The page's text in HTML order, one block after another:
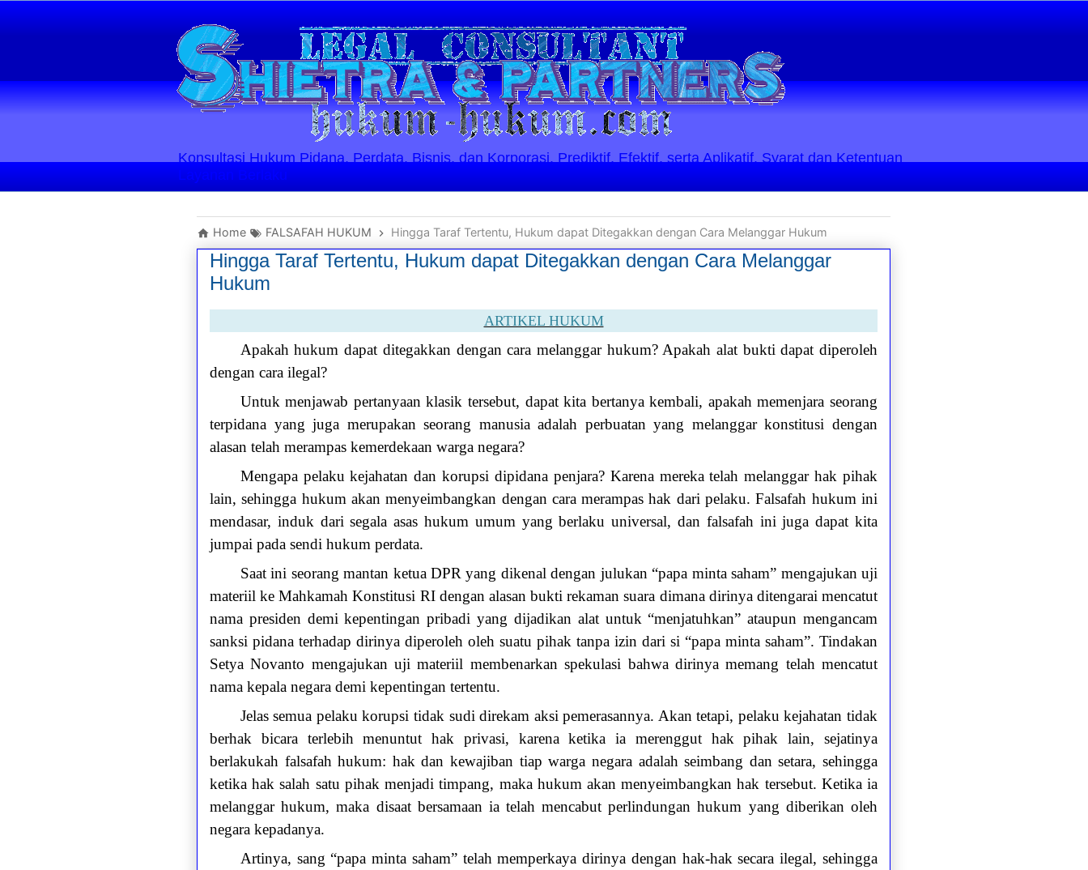
Konsultasi Hukum Pidana, Perdata, Bisnis, dan Korporasi. Prediktif, Efektif, serta Aplikatif. Syarat dan Ketentuan
Layanan Berlaku
Home FALSAFAH HUKUM Hingga Taraf Tertentu, Hukum dapat Ditegakkan dengan Cara Melanggar Hukum
Hingga Taraf Tertentu, Hukum dapat Ditegakkan dengan Cara Melanggar
Hukum
ARTIKEL HUKUM
Apakah hukum dapat ditegakkan dengan cara melanggar hukum? Apakah alat bukti dapat diperoleh
dengan cara ilegal?
Untuk menjawab pertanyaan klasik tersebut, dapat kita bertanya kembali, apakah memenjara seorang
terpidana yang juga merupakan seorang manusia adalah perbuatan yang melanggar konstitusi dengan
alasan telah merampas kemerdekaan warga negara?
Mengapa pelaku kejahatan dan korupsi dipidana penjara? Karena mereka telah melanggar hak pihak
lain, sehingga hukum akan menyeimbangkan dengan cara merampas hak dari pelaku. Falsafah hukum ini
mendasar, induk dari segala asas hukum umum yang berlaku universal, dan falsafah ini juga dapat kita
jumpai pada sendi hukum perdata.
Saat ini seorang mantan ketua DPR yang dikenal dengan julukan “papa minta saham” mengajukan uji
materiil ke Mahkamah Konstitusi RI dengan alasan bukti rekaman suara dimana dirinya ditengarai mencatut
nama presiden demi kepentingan pribadi yang dijadikan alat untuk “menjatuhkan” ataupun mengancam
sanksi pidana terhadap dirinya diperoleh oleh suatu pihak tanpa izin dari si “papa minta saham”. Tindakan
Setya Novanto mengajukan uji materiil membenarkan spekulasi bahwa dirinya memang telah mencatut
nama kepala negara demi kepentingan tertentu.
Jelas semua pelaku korupsi tidak sudi direkam aksi pemerasannya. Akan tetapi, pelaku kejahatan tidak
berhak bicara terlebih menuntut hak privasi, karena ketika ia merenggut hak pihak lain, sejatinya
berlakukah falsafah hukum: hak dan kewajiban tiap warga negara adalah seimbang dan setara, sehingga
ketika hak salah satu pihak menjadi timpang, maka hukum akan menyeimbangkan hak tersebut. Ketika ia
melanggar hukum, maka disaat bersamaan ia telah mencabut perlindungan hukum yang diberikan oleh
negara kepadanya.
Artinya, sang “papa minta saham” telah memperkaya dirinya dengan hak-hak secara ilegal, sehingga